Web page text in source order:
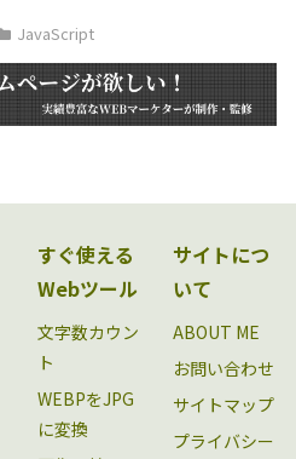
JavaScript
すぐ使える
Webツール
文字数カウン
ト
WEBPをJPG
に変換
サイトにつ
いて
ABOUT ME
お問い合わせ
サイトマップ
プライバシー